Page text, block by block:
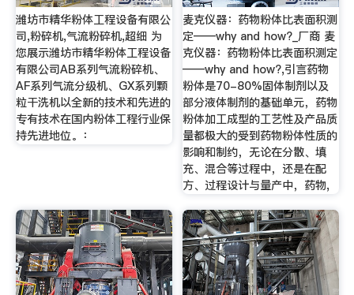
潍坊市精华粉体工程设备有限公
司,粉碎机,气流粉碎机,超细 为
您展示潍坊市精华粉体工程设备
有限公司AB系列气流粉碎机、
AF系列气流分级机、GX系列颗
粒干洗机以全新的技术和先进的
专有技术在国内粉体工程行业保
持先进地位。：
麦克仪器：药物粉体比表面积测
定——why and how?_厂商 麦
克仪器：药物粉体比表面积测定
——why and how?,引言药物
粉体是70-80%固体制剂以及
部分液体制剂的基础单元，药物
粉体加工成型的工艺性及产品质
量都极大的受到药物粉体性质的
影响和制约，无论在分散、填
充、混合等过程中，还是在配
方、过程设计与量产中，药物,